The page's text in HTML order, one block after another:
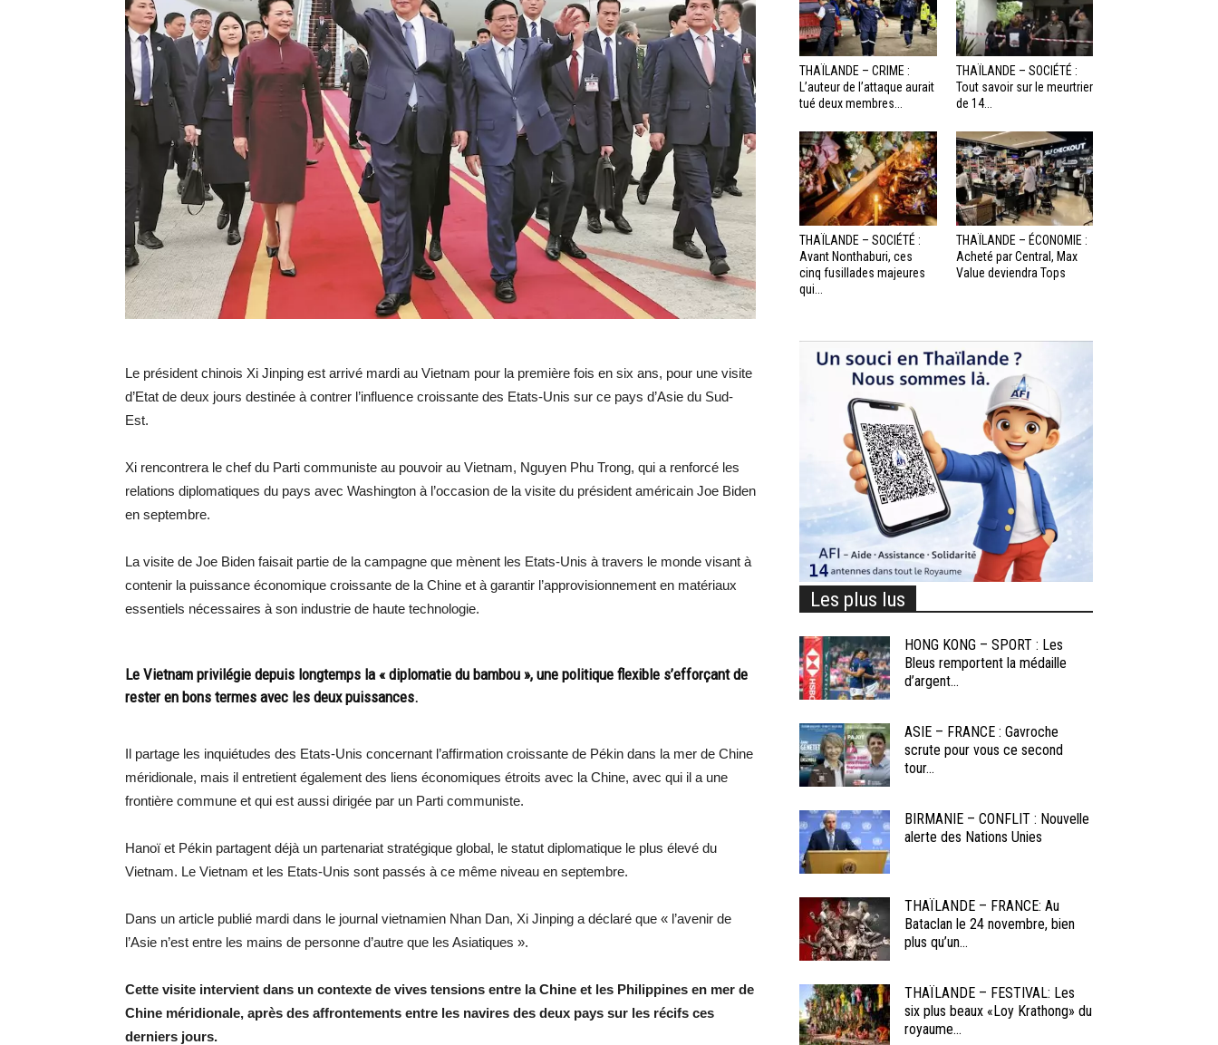
Le président chinois Xi Jinping est arrivé mardi au Vietnam pour la première fois en six ans, pour une visite
d’Etat de deux jours destinée à contrer l’influence croissante des Etats-Unis sur ce pays d’Asie du Sud-
Est.
Xi rencontrera le chef du Parti communiste au pouvoir au Vietnam, Nguyen Phu Trong, qui a renforcé les
relations diplomatiques du pays avec Washington à l’occasion de la visite du président américain Joe Biden
en septembre.
La visite de Joe Biden faisait partie de la campagne que mènent les Etats-Unis à travers le monde visant à
contenir la puissance économique croissante de la Chine et à garantir l’approvisionnement en matériaux
essentiels nécessaires à son industrie de haute technologie.
Le Vietnam privilégie depuis longtemps la « diplomatie du bambou », une politique flexible s’efforçant de
rester en bons termes avec les deux puissances.
Il partage les inquiétudes des Etats-Unis concernant l’affirmation croissante de Pékin dans la mer de Chine
méridionale, mais il entretient également des liens économiques étroits avec la Chine, avec qui il a une
frontière commune et qui est aussi dirigée par un Parti communiste.
Hanoï et Pékin partagent déjà un partenariat stratégique global, le statut diplomatique le plus élevé du
Vietnam. Le Vietnam et les Etats-Unis sont passés à ce même niveau en septembre.
Dans un article publié mardi dans le journal vietnamien Nhan Dan, Xi Jinping a déclaré que « l’avenir de
l’Asie n’est entre les mains de personne d’autre que les Asiatiques ».
Cette visite intervient dans un contexte de vives tensions entre la Chine et les Philippines en mer de
Chine méridionale, après des affrontements entre les navires des deux pays sur les récifs ces
derniers jours.
THAÏLANDE – CRIME :
L’auteur de l’attaque aurait
tué deux membres...
THAÏLANDE – SOCIÉTÉ :
Tout savoir sur le meurtrier
de 14...
THAÏLANDE – SOCIÉTÉ :
Avant Nonthaburi, ces
cinq fusillades majeures
qui...
THAÏLANDE – ÉCONOMIE :
Acheté par Central, Max
Value deviendra Tops
Les plus lus
HONG KONG – SPORT : Les
Bleus remportent la médaille
d’argent...
ASIE – FRANCE : Gavroche
scrute pour vous ce second
tour...
BIRMANIE – CONFLIT : Nouvelle
alerte des Nations Unies
THAÏLANDE – FRANCE: Au
Bataclan le 24 novembre, bien
plus qu’un...
THAÏLANDE – FESTIVAL: Les
six plus beaux «Loy Krathong» du
royaume...